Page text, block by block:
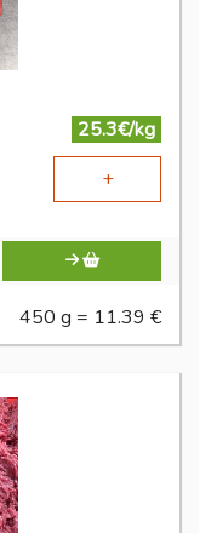
25.3€/kg
+
450 g = 11.39 €